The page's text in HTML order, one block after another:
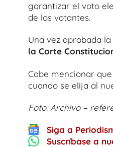
garantizar el voto
de los votantes.
Una vez aprobada
la Corte
Cabe mencionar
cuando se elija al
Foto: Archivo –
Siga a
Suscríbase a